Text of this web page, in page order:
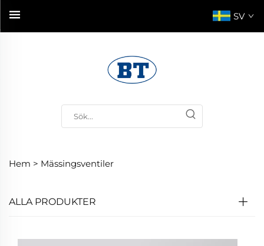
SV
Hem > Mässingsventiler
ALLA PRODUKTER